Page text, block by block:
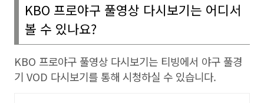
KBO 프로야구 풀영상 다시보기는 어디서
볼 수 있나요?
KBO 프로야구 풀영상 다시보기는 티빙에서 야구 풀경
기 VOD 다시보기를 통해 시청하실 수 있습니다.